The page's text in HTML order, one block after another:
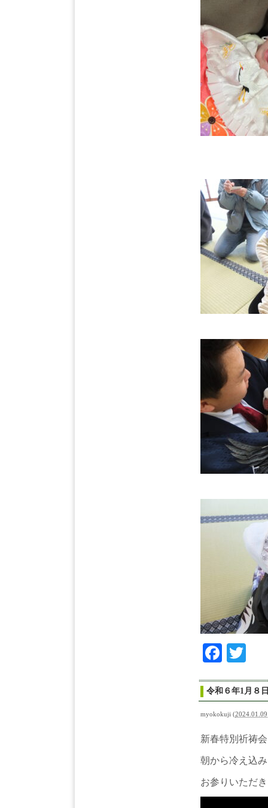
令和６年1月８
myokokuji (
新春特別祈祷
朝から冷え込
お参りいただ